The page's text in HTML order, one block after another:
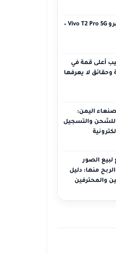
جوال فيفو T2 برو Vivo T2 Pro 5G –
أعلى قمة في
وحقائق لا يعرفها
اليمن:
للشحن والتسجيل
لبيع الصور
منها: دليل
والمحترفين